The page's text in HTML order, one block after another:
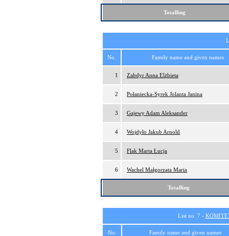
Totalling
No. Family name and given names
1 Zabdyr Anna Elżbieta
2 Połaniecka-Syrek Jolanta Janina
3 Gajewy Adam Aleksander
4 Wojdyło Jakub Arnold
5 Flak Marta Łucja
6 Wachel Małgorzata Maria
Totalling
List no. 7 -
No. Family name and given names